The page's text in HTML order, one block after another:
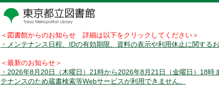
＜図書館からのお知らせ 詳細は以下をクリックしてください＞
・メンテナンス日程、IDの有効期限、資料の表示や利用休止に関する
＜最新のお知らせ＞
・2026年8月20日（木曜日）21時から2026年8月21日（金曜日）18時
テナンスのため蔵書検索等Webサービスが利用できません。